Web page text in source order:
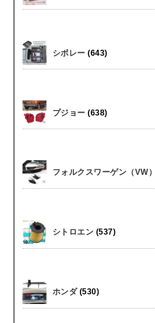
シボレー(643)
プジョー(638)
フォルクスワーゲン（VW）
シトロエン (537)
ホンダ (530)